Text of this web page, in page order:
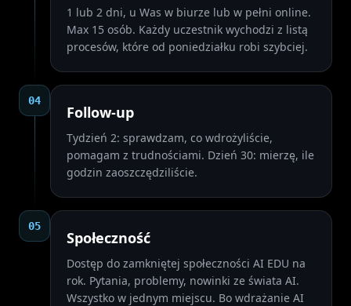
1 lub 2 dni, u Was w biurze lub w pełni online.
Max 15 osób. Każdy uczestnik wychodzi z listą
procesów, które od poniedziałku robi szybciej.
04
Follow-up
Tydzień 2: sprawdzam, co wdrożyliście,
pomagam z trudnościami. Dzień 30: mierzę, ile
godzin zaoszczędziliście.
05
Społeczność
Dostęp do zamkniętej społeczności AI EDU na
rok. Pytania, problemy, nowinki ze świata AI.
Wszystko w jednym miejscu. Bo wdrażanie AI